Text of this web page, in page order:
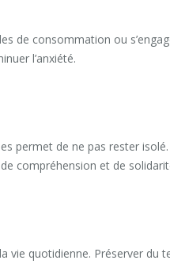
de consommation ou
l’anxiété.
permet de ne pas rester
compréhension et de
vie quotidienne. Préserver du